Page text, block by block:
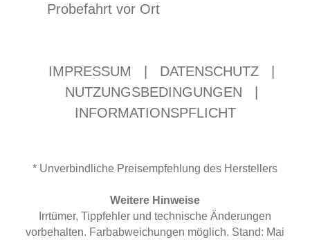
Probefahrt vor Ort
IMPRESSUM DATENSCHUTZ
NUTZUNGSBEDINGUNGEN
INFORMATIONSPFLICHT
* Unverbindliche Preisempfehlung des Herstellers
Weitere Hinweise
Irrtümer, Tippfehler und technische Änderungen
vorbehalten. Farbabweichungen möglich. Stand: Mai